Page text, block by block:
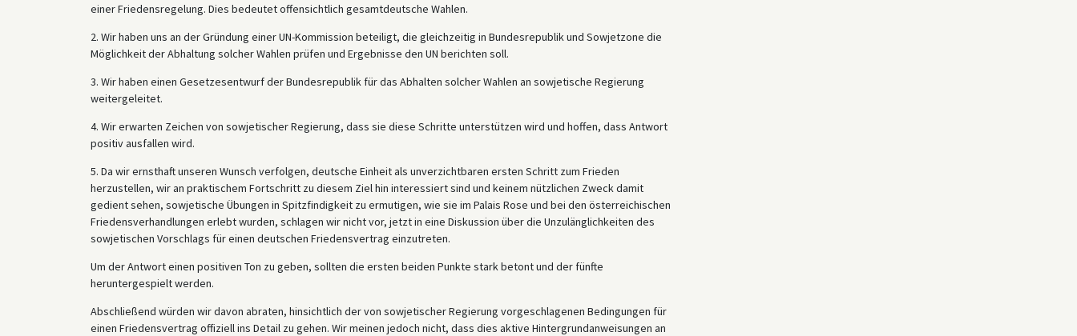
einer Friedensregelung. Dies bedeutet offensichtlich gesamtdeutsche Wahlen.
2. Wir haben uns an der Gründung einer UN-Kommission beteiligt, die gleichzeitig in Bundesrepublik und Sowjetzone die
Möglichkeit der Abhaltung solcher Wahlen prüfen und Ergebnisse den UN berichten soll.
3. Wir haben einen Gesetzesentwurf der Bundesrepublik für das Abhalten solcher Wahlen an sowjetische Regierung
weitergeleitet.
4. Wir erwarten Zeichen von sowjetischer Regierung, dass sie diese Schritte unterstützen wird und hoffen, dass Antwort
positiv ausfallen wird.
5. Da wir ernsthaft unseren Wunsch verfolgen, deutsche Einheit als unverzichtbaren ersten Schritt zum Frieden
herzustellen, wir an praktischem Fortschritt zu diesem Ziel hin interessiert sind und keinem nützlichen Zweck damit
gedient sehen, sowjetische Übungen in Spitzfindigkeit zu ermutigen, wie sie im Palais Rose und bei den österreichischen
Friedensverhandlungen erlebt wurden, schlagen wir nicht vor, jetzt in eine Diskussion über die Unzulänglichkeiten des
sowjetischen Vorschlags für einen deutschen Friedensvertrag einzutreten.
Um der Antwort einen positiven Ton zu geben, sollten die ersten beiden Punkte stark betont und der fünfte
heruntergespielt werden.
Abschließend würden wir davon abraten, hinsichtlich der von sowjetischer Regierung vorgeschlagenen Bedingungen für
einen Friedensvertrag offiziell ins Detail zu gehen. Wir meinen jedoch nicht, dass dies aktive Hintergrundanweisungen an